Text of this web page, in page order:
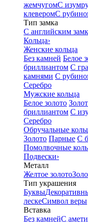
жемчугомС
клеверомС
Тип замка
С английским
Кольца›
Женские кольца
Без камней Белое
бриллиантом С
камнями С
Серебро
Мужские кольца
Белое золото
бриллиантом С
Серебро
Обручальные
Золото Парные С
Помолвочные
Подвески›
Металл
Желтое золото
Тип украшения
Буквы
лескеСимвол веры
Вставка
Без камнейС